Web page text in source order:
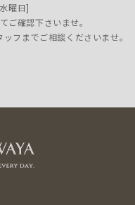
曜日]
ご確認下さいませ。
フまでご相談くださいませ。